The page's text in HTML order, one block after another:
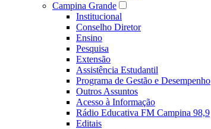
Campina Grande
Institucional
Conselho Diretor
Ensino
Pesquisa
Extensão
Assistência Estudantil
Programa de Gestão e Desempenho
Outros Assuntos
Acesso à Informação
Rádio Educativa FM Campina 98,9
Editais